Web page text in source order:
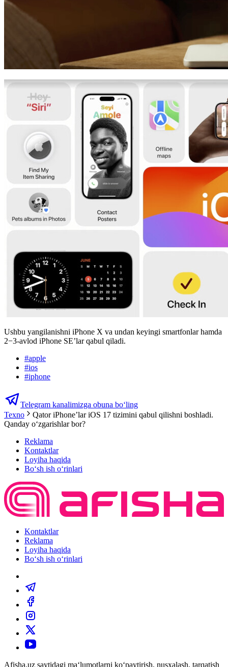
Ushbu yangilanishni iPhone X va undan keyingi smartfonlar hamda
2−3-avlod iPhone SE’lar qabul qiladi.
#apple
#ios
#iphone
Telegram kanalimizga obuna bo‘ling
Texno
Qator iPhone’lar iOS 17 tizimini qabul qilishni boshladi.
Qanday o‘zgarishlar bor?
Reklama
Kontaktlar
Loyiha haqida
Bo‘sh ish o‘rinlari
Kontaktlar
Reklama
Loyiha haqida
Bo‘sh ish o‘rinlari
Afisha.uz saytidagi ma‘lumotlarni ko‘paytirish, nusxalash, tarqatish